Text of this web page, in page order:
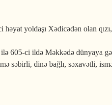
həyat yoldaşı Xədicədən olan
605-ci ildə Məkkədə dünyaya
səbirli, dinə bağlı, səxavətli,